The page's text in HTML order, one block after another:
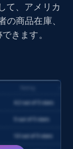
て、アメリカ
の商品在庫、
きます。